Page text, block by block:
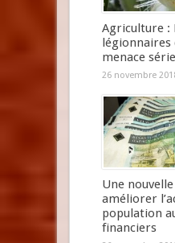
Agriculture :
légionnaires
menace
26 novembre
Une
améliorer
population
financiers